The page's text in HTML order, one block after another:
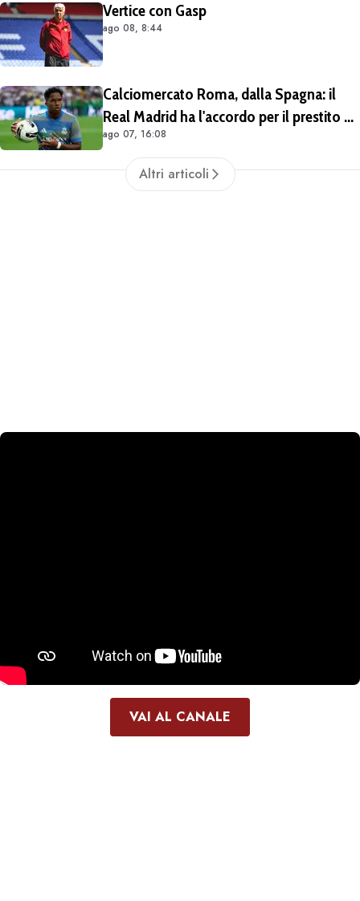
Vertice con Gasp
ago 08, 8:44
Calciomercato Roma, dalla Spagna: il
Real Madrid ha l'accordo per il prestito di
Endrick in Premier League
ago 07, 16:08
Altri articoli
VAI AL CANALE